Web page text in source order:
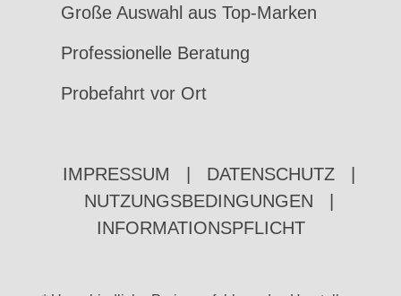
Große Auswahl aus Top-Marken
Professionelle Beratung
Probefahrt vor Ort
IMPRESSUM DATENSCHUTZ
NUTZUNGSBEDINGUNGEN
INFORMATIONSPFLICHT